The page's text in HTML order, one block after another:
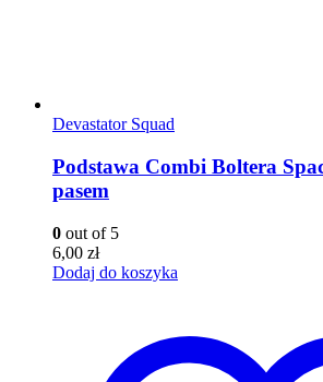
Devastator Squad
Podstawa Combi Boltera
pasem
0 out of 5
6,00 zł
Dodaj do koszyka